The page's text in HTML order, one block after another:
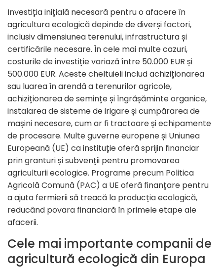
Investiția inițială necesară pentru o afacere în
agricultura ecologică depinde de diverși factori,
inclusiv dimensiunea terenului, infrastructura și
certificările necesare. În cele mai multe cazuri,
costurile de investiție variază între 50.000 EUR și
500.000 EUR. Aceste cheltuieli includ achiziționarea
sau luarea în arendă a terenurilor agricole,
achiziționarea de semințe și îngrășăminte organice,
instalarea de sisteme de irigare și cumpărarea de
mașini necesare, cum ar fi tractoare și echipamente
de procesare. Multe guverne europene și Uniunea
Europeană (UE) ca instituție oferă sprijin financiar
prin granturi și subvenții pentru promovarea
agriculturii ecologice. Programe precum Politica
Agricolă Comună (PAC) a UE oferă finanțare pentru
a ajuta fermierii să treacă la producția ecologică,
reducând povara financiară în primele etape ale
afacerii.
Cele mai importante companii de
agricultură ecologică din Europa